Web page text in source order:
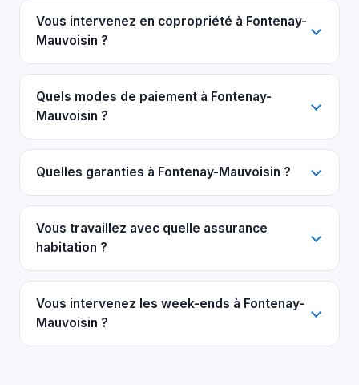
Vous intervenez en copropriété à Fontenay-
Mauvoisin ?
Quels modes de paiement à Fontenay-
Mauvoisin ?
Quelles garanties à Fontenay-Mauvoisin ?
Vous travaillez avec quelle assurance
habitation ?
Vous intervenez les week-ends à Fontenay-
Mauvoisin ?